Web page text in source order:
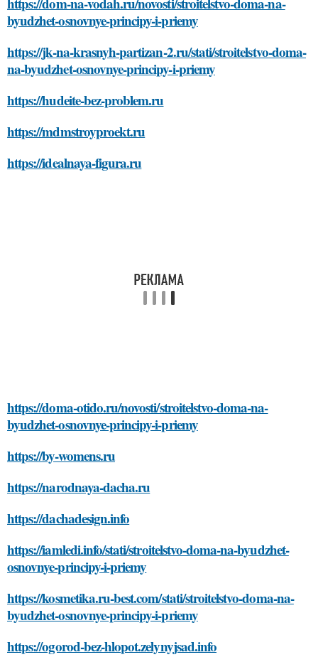
byudzhet-osnovnye-principy-i-priemy
https://jk-na-krasnyh-partizan-2.ru/stati/stroitelstvo-doma-
na-byudzhet-osnovnye-principy-i-priemy
https://hudeite-bez-problem.ru
https://mdmstroyproekt.ru
https://idealnaya-figura.ru
https://doma-otido.ru/novosti/stroitelstvo-doma-na-
byudzhet-osnovnye-principy-i-priemy
https://by-womens.ru
https://narodnaya-dacha.ru
https://dachadesign.info
https://iamledi.info/stati/stroitelstvo-doma-na-byudzhet-
osnovnye-principy-i-priemy
https://kosmetika.ru-best.com/stati/stroitelstvo-doma-na-
byudzhet-osnovnye-principy-i-priemy
https://ogorod-bez-hlopot.zelynyjsad.info